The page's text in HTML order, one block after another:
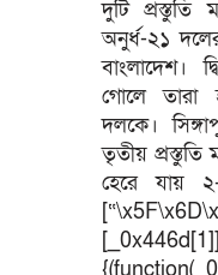
দুটি প্রস্তুতি
অনুর্ধ-২১
বাংলাদেশ।
গোলে তারা
দলকে।
তৃতীয় প্রস্তুতি
হেরে যায়